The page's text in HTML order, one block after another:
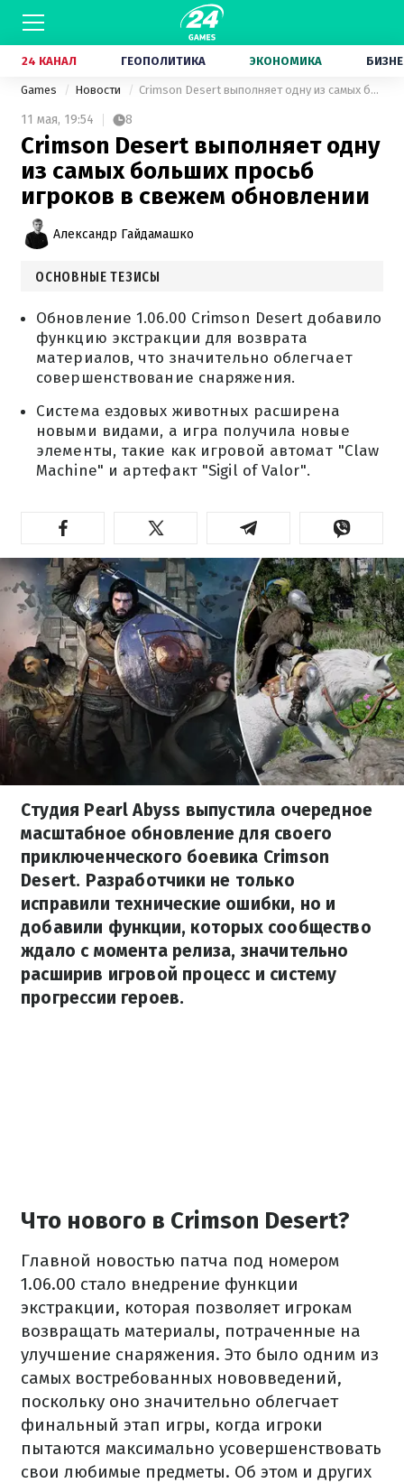
24 КАНАЛ ГЕОПОЛИТИКА ЭКОНОМИКА
Games Новости Crimson Desert выполняет одну из самых больших просьб игроков в свежем обновлении
11 мая, 19:54 8
Crimson Desert выполняет одну
из самых больших просьб
игроков в свежем обновлении
Александр Гайдамашко
ОСНОВНЫЕ ТЕЗИСЫ
Обновление 1.06.00 Crimson Desert добавило
функцию экстракции для возврата
материалов, что значительно облегчает
совершенствование снаряжения.
Система ездовых животных расширена
новыми видами, а игра получила новые
элементы, такие как игровой автомат "Claw
Machine" и артефакт "Sigil of Valor".
Студия Pearl Abyss выпустила очередное
масштабное обновление для своего
приключенческого боевика Crimson
Desert. Разработчики не только
исправили технические ошибки, но и
добавили функции, которых сообщество
ждало с момента релиза, значительно
расширив игровой процесс и систему
прогрессии героев.
Что нового в Crimson Desert?
Главной новостью патча под номером
1.06.00 стало внедрение функции
экстракции, которая позволяет игрокам
возвращать материалы, потраченные на
улучшение снаряжения. Это было одним из
самых востребованных нововведений,
поскольку оно значительно облегчает
финальный этап игры, когда игроки
пытаются максимально усовершенствовать
свои любимые предметы. Об этом и других